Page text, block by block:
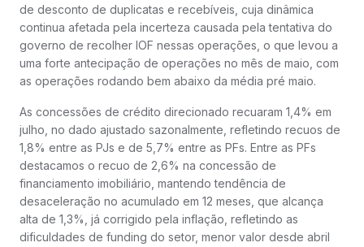
de desconto de duplicatas e recebíveis, cuja dinâmica
continua afetada pela incerteza causada pela tentativa do
governo de recolher IOF nessas operações, o que levou a
uma forte antecipação de operações no mês de maio, com
as operações rodando bem abaixo da média pré maio.
As concessões de crédito direcionado recuaram 1,4% em
julho, no dado ajustado sazonalmente, refletindo recuos de
1,8% entre as PJs e de 5,7% entre as PFs. Entre as PFs
destacamos o recuo de 2,6% na concessão de
financiamento imobiliário, mantendo tendência de
desaceleração no acumulado em 12 meses, que alcança
alta de 1,3%, já corrigido pela inflação, refletindo as
dificuldades de funding do setor, menor valor desde abril